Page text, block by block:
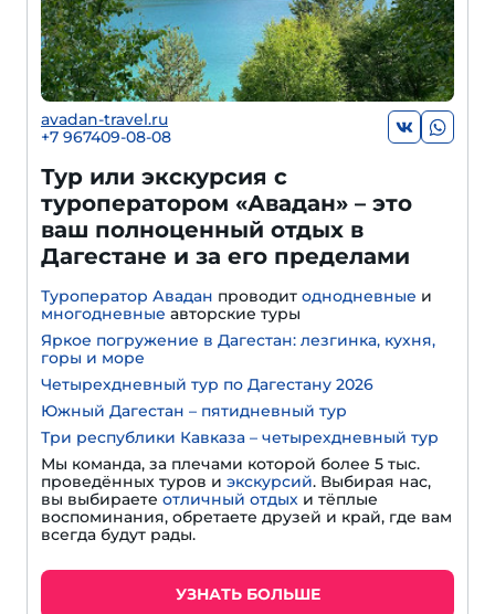
avadan-travel.ru
+7 967409-08-08
Тур или экскурсия с
туроператором «Авадан» – это
ваш полноценный отдых в
Дагестане и за его пределами
Туроператор Авадан проводит однодневные и
многодневные авторские туры
Яркое погружение в Дагестан: лезгинка, кухня,
горы и море
Четырехдневный тур по Дагестану 2026
Южный Дагестан – пятидневный тур
Три республики Кавказа – четырехдневный тур
Мы команда, за плечами которой более 5 тыс.
проведённых туров и экскурсий. Выбирая нас,
вы выбираете отличный отдых и тёплые
воспоминания, обретаете друзей и край, где вам
всегда будут рады.
УЗНАТЬ БОЛЬШЕ